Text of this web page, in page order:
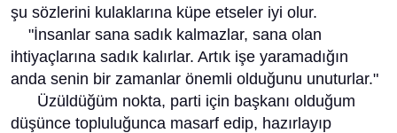
şu sözlerini kulaklarına küpe etseler iyi olur.
"İnsanlar sana sadık kalmazlar, sana olan
ihtiyaçlarına sadık kalırlar. Artık işe yaramadığın
anda senin bir zamanlar önemli olduğunu unuturlar."
Üzüldüğüm nokta, parti için başkanı olduğum
düşünce topluluğunca masarf edip, hazırlayıp